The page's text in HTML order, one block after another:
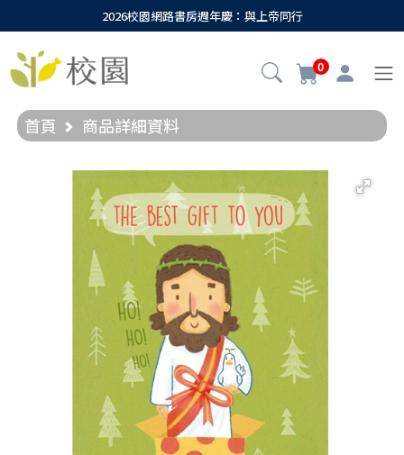
2026校園網路書房週年慶：與上帝同行
0
首頁 商品詳細資料